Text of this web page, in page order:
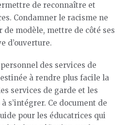
de reconnaître et
Condamner le racisme ne
modèle, mettre de côté ses
d’ouverture.
des services de
à rendre plus facile la
services de garde et les
s’intégrer. Ce document de
pour les éducatrices qui